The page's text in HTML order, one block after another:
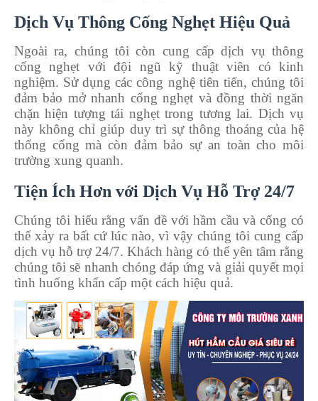
Dịch Vụ Thông Cống Nghẹt Hiệu Quả
Ngoài ra, chúng tôi còn cung cấp dịch vụ thông
cống nghẹt với đội ngũ kỹ thuật viên có kinh
nghiệm. Sử dụng các công nghệ tiên tiến, chúng tôi
đảm bảo mở nhanh cống nghẹt và đồng thời ngăn
chặn hiện tượng tái nghẹt trong tương lai. Dịch vụ
này không chỉ giúp duy trì sự thông thoáng của hệ
thống cống mà còn đảm bảo sự an toàn cho môi
trường xung quanh.
Tiện Ích Hơn với Dịch Vụ Hỗ Trợ 24/7
Chúng tôi hiểu rằng vấn đề với hầm cầu và cống có
thể xảy ra bất cứ lúc nào, vì vậy chúng tôi cung cấp
dịch vụ hỗ trợ 24/7. Khách hàng có thể yên tâm rằng
chúng tôi sẽ nhanh chóng đáp ứng và giải quyết mọi
tình huống khẩn cấp một cách hiệu quả.